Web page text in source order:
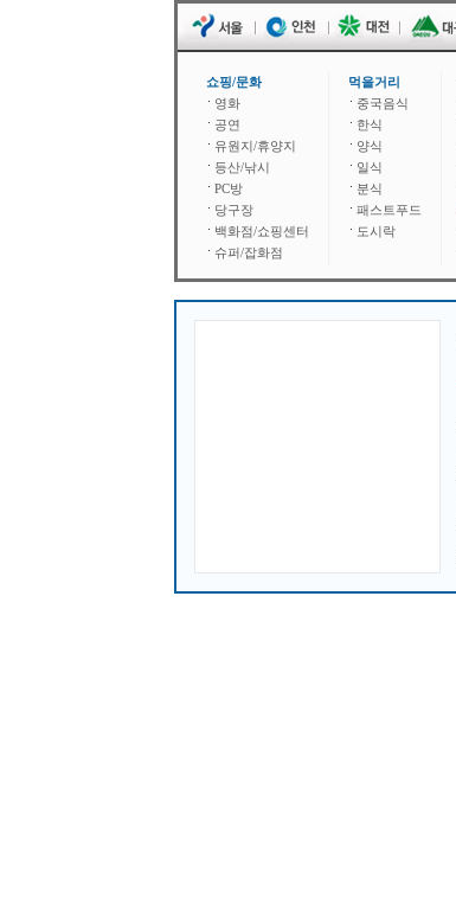
쇼핑/문화
영화
공연
유원지/휴양지
등산/낚시
PC방
당구장
백화점/쇼핑센터
슈퍼/잡화점
먹을거리
중국음식
한식
양식
일식
분식
패스트푸드
도시락